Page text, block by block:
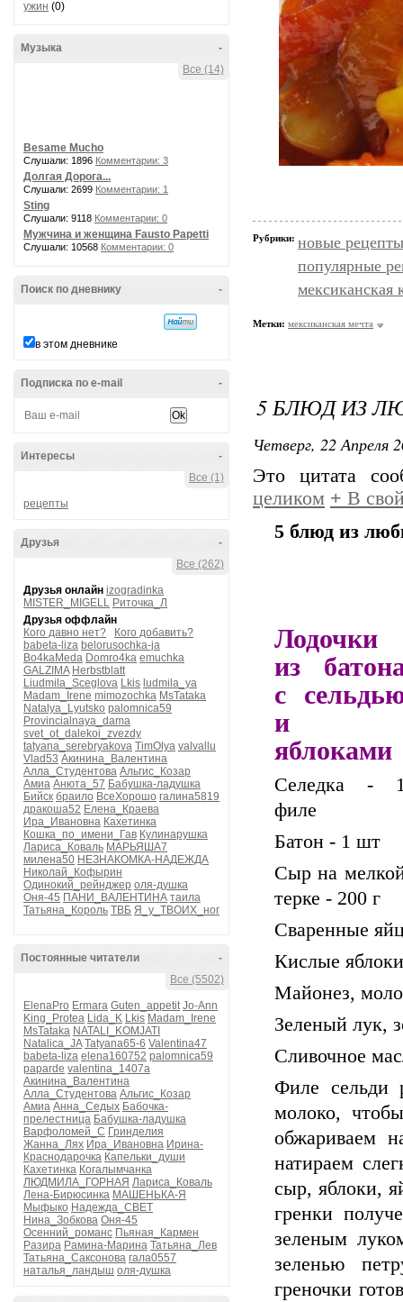
ужин (0)
-
Музыка
Все (14)
Besame Mucho
Слушали: 1896 Комментарии: 3
Долгая Дорога...
Слушали: 2699 Комментарии: 1
Sting
Слушали: 9118 Комментарии: 0
Мужчина и женщина Fausto Papetti
Слушали: 10568 Комментарии: 0
-
Поиск по дневнику
в этом дневнике
-
Подписка по e-mail
-
Интересы
Все (1)
рецепты
-
Друзья
Все (262)
Друзья онлайн izogradinka
MISTER_MIGELL Риточка_Л
Друзья оффлайн
Кого давно нет?
Кого добавить?
babeta-liza belorusochka-ja
Bo4kaMeda Domro4ka emuchka
GALZIMA Herbstblatt
Liudmila_Sceglova Lkis ludmila_ya
Madam_Irene mimozochka MsTataka
Natalya_Lyutsko palomnica59
Provincialnaya_dama
svet_ot_dalekoi_zvezdy
tatyana_serebryakova TimOlya valvallu
Vlad53 Акинина_Валентина
Алла_Студентова Альгис_Козар
Амиа Анюта_57 Бабушка-ладушка
Бийск браило ВсеХорошо галина5819
дракоша52 Елена_Краева
Ира_Ивановна Кахетинка
Кошка_по_имени_Гав Кулинарушка
Лариса_Коваль МАРЬЯША7
милена50 НЕЗНАКОМКА-НАДЕЖДА
Николай_Кофырин
Одинокий_рейнджер оля-душка
Оня-45 ПАНИ_ВАЛЕНТИНА таила
Татьяна_Король ТВБ Я_у_ТВОИХ_ног
-
Постоянные читатели
Все (5502)
ElenaPro Ermara Guten_appetit Jo-Ann
King_Protea Lida_K Lkis Madam_Irene
MsTataka NATALI_KOMJATI
Natalica_JA Tatyana65-6 Valentina47
babeta-liza elena160752 palomnica59
paparde valentina_1407a
Акинина_Валентина
Алла_Студентова Альгис_Козар
Амиа Анна_Седых Бабочка-
прелестница Бабушка-ладушка
Варфоломей_С Гринделия
Жанна_Лях Ира_Ивановна Ирина-
Краснодарочка Капельки_души
Кахетинка Когалымчанка
ЛЮДМИЛА_ГОРНАЯ Лариса_Коваль
Лена-Бирюсинка МАШЕНЬКА-Я
Мыфыко Надежда_СВЕТ
Нина_Зобкова Оня-45
Осенний_романс Пьяная_Кармен
Разира Рамина-Марина Татьяна_Лев
Татьяна_Саксонова гала0557
наталья_ландыш оля-душка
Рубрики: новые рецепты
популярные
мексиканская
Метки: мексиканская мечта
5 БЛЮД ИЗ
Четверг, 22 Апреля
Это цитата
целиком + В
5 блюд из
Лодочки
из
с
и
яблоками
Селедка -
филе
Батон - 1 шт
Сыр на
терке - 200 г
Сваренные
Кислые
Майонез,
Зеленый лук,
Сливочное
Филе сельди
молоко,
обжариваем
натираем
сыр, яблоки,
гренки
зеленым
зеленью
греночки